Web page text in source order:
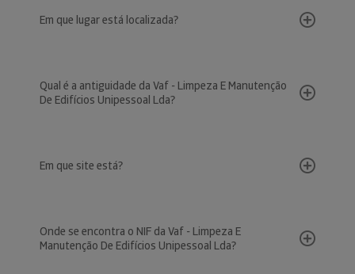
Em que lugar está localizada?
Qual é a antiguidade da Vaf - Limpeza E Manutenção
De Edifícios Unipessoal Lda?
Em que site está?
Onde se encontra o NIF da Vaf - Limpeza E
Manutenção De Edifícios Unipessoal Lda?